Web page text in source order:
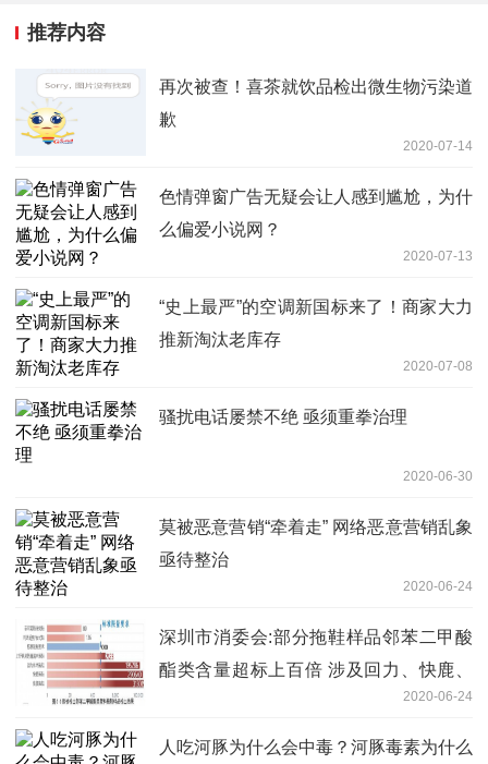
推荐内容
再次被查！喜茶就饮品检出微生物污染道
歉
2020-07-14
色情弹窗广告无疑会让人感到尴尬，为什
么偏爱小说网？
2020-07-13
“史上最严”的空调新国标来了！商家大力
推新淘汰老库存
2020-07-08
骚扰电话屡禁不绝 亟须重拳治理
2020-06-30
莫被恶意营销“牵着走” 网络恶意营销乱象
亟待整治
2020-06-24
深圳市消委会:部分拖鞋样品邻苯二甲酸
酯类含量超标上百倍 涉及回力、快鹿、
2020-06-24
人吃河豚为什么会中毒？河豚毒素为什么